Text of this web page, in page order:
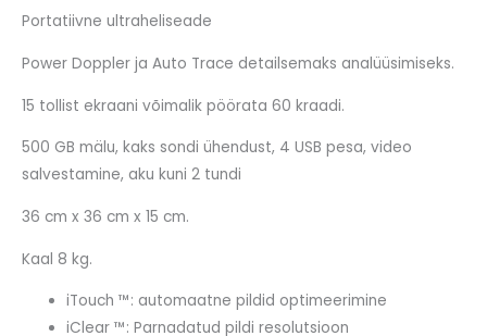
Portatiivne ultraheliseade
Power Doppler ja Auto Trace detailsemaks analüüsimiseks.
15 tollist ekraani võimalik pöörata 60 kraadi.
500 GB mälu, kaks sondi ühendust, 4 USB pesa, video
salvestamine, aku kuni 2 tundi
36 cm x 36 cm x 15 cm.
Kaal 8 kg.
iTouch ™: automaatne pildid optimeerimine
iClear ™: Parnadatud pildi resolutsioon